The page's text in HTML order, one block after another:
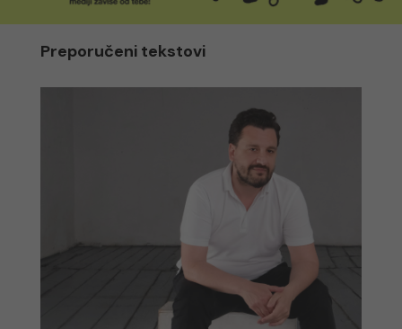
Preporučeni tekstovi